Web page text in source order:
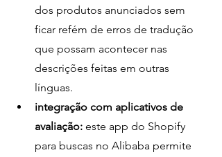
dos produtos anunciados sem
ficar refém de erros de tradução
que possam acontecer nas
descrições feitas em outras
línguas.
integração com aplicativos de
avaliação: este app do Shopify
para buscas no Alibaba permite